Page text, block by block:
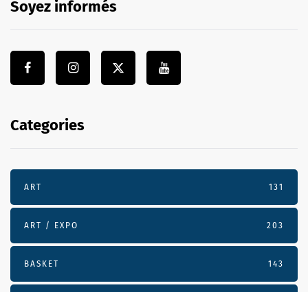
Soyez informés
Categories
ART 131
ART / EXPO 203
BASKET 143